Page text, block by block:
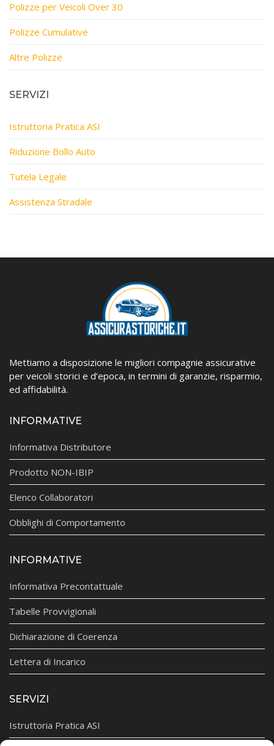
Polizze per Veicoli Over 30
Polizze Cumulative
Altre Polizze
SERVIZI
Istruttoria Pratica ASI
Riduzione Bollo Auto
Tutela Legale
Assistenza Stradale
Mettiamo a disposizione le migliori compagnie assicurative
per veicoli storici e d’epoca, in termini di garanzie, risparmio,
ed affidabilità.
INFORMATIVE
Informativa Distributore
Prodotto NON-IBIP
Elenco Collaboratori
Obblighi di Comportamento
INFORMATIVE
Informativa Precontattuale
Tabelle Provvigionali
Dichiarazione di Coerenza
Lettera di Incarico
SERVIZI
Istruttoria Pratica ASI